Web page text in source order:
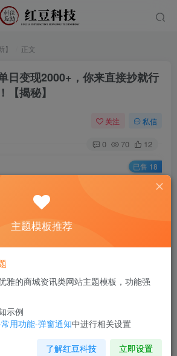
正文
日变现2000+，你来直接抄就行
【揭秘】
关注 私信
0 70 12
付费后查看
￥9.9
前未登录！建议登陆后购买，可保存购买订单
已售 18
现2000+，你来直接抄就行了，保姆
主题模板推荐
雅的商城资讯类网站主题模板，功能强
示例
用功能-弹窗通知中进行相关设置
了解红豆科技 立即设置